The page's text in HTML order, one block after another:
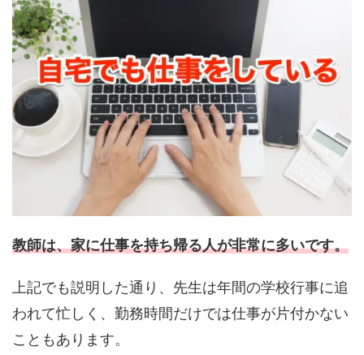
教師は、家に仕事を持ち帰る人が非常に多いです。
上記でも説明した通り、先生は年間の学校行事に追
われて忙しく、勤務時間だけでは仕事が片付かない
こともあります。